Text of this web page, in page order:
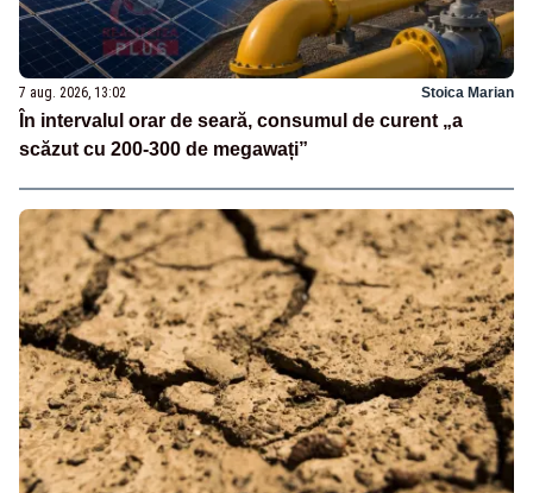
7 aug. 2026, 13:02 Stoica Marian
În intervalul orar de seară, consumul de curent „a
scăzut cu 200-300 de megawați”